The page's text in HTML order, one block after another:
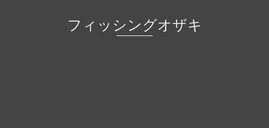
フィッシングオザキ